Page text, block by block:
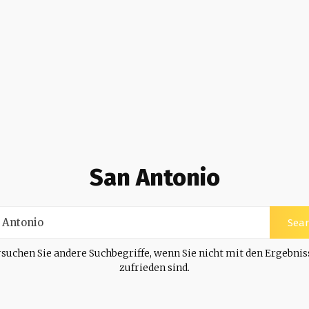
San Antonio
Sie andere Suchbegriffe, wenn Sie nicht mit den
zufrieden sind.